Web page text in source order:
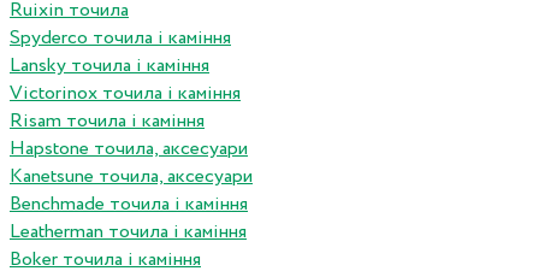
Ruixin точила
Spyderco точила і каміння
Lansky точила і каміння
Victorinox точила і каміння
Risam точила і каміння
Hapstone точила, аксесуари
Kanetsune точила, аксесуари
Benchmade точила і каміння
Leatherman точила і каміння
Boker точила і каміння